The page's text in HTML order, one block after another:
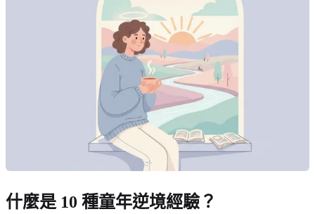
什麼是 10 種童年逆境經驗？